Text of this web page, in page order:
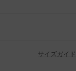
サイズガイド